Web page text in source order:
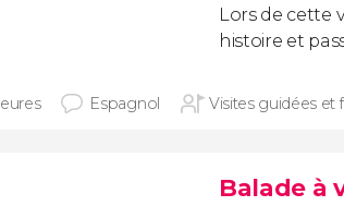
Lors de cette
histoire et
Espagnol Visites guidées et
Balade à